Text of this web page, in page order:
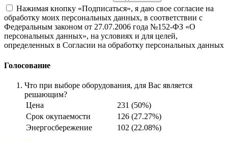
Нажимая кнопку «Подписаться», я даю свое согласие на
обработку моих персональных данных, в соответствии с
Федеральным законом от 27.07.2006 года №152-ФЗ «О
персональных данных», на условиях и для целей,
определенных в Согласии на обработку персональных данных
Голосование
Что при выборе оборудования, для Вас является
решающим?
Цена
231 (50%)
Срок окупаемости
126 (27.27%)
Энергосбережение
102 (22.08%)